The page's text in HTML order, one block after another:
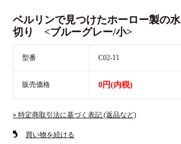
ベルリンで見つけたホーロー製の水
切り <ブルーグレー/小>
型番 C02-11
販売価格 0円(内税)
» 特定商取引法に基づく表記 (返品など)
買い物を続ける